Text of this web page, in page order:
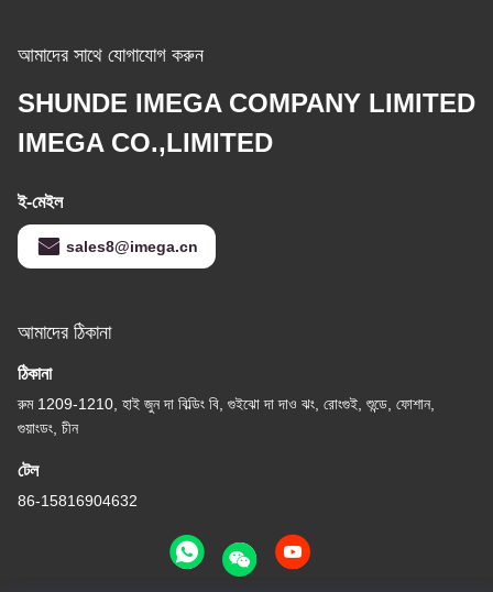
আমাদের সাথে যোগাযোগ করুন
SHUNDE IMEGA COMPANY LIMITED
IMEGA CO.,LIMITED
ই-মেইল
sales8@imega.cn
আমাদের ঠিকানা
ঠিকানা
রুম 1209-1210, হাই জুন দা বিল্ডিং বি, গুইঝো দা দাও ঝং, রোংগুই, শুন্ডে, ফোশান,
গুয়াংডং, চীন
টেল
86-15816904632